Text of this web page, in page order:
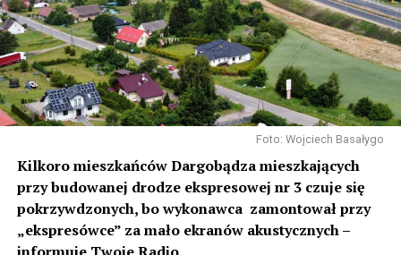
Foto: Wojciech Basałygo
Kilkoro mieszkańców Dargobądza mieszkających
przy budowanej drodze ekspresowej nr 3 czuje się
pokrzywdzonych, bo wykonawca zamontował przy
„ekspresówce” za mało ekranów akustycznych –
informuje Twoje Radio.